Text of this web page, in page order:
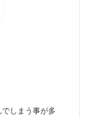
しまう事が多